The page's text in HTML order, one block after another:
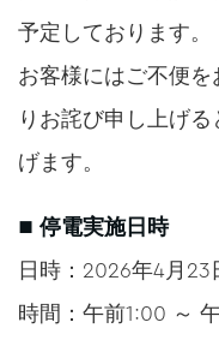
予定しております。
お客様にはご不便
りお詫び申し上げ
げます。
■ 停電実施日時
日時：2026年4月23
時間：午前1:00 ～